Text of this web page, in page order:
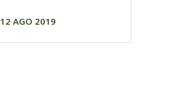
12 AGO 2019